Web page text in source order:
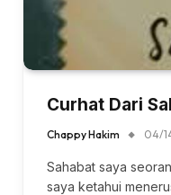
Curhat Dari
Chappy Hakim 04/
Sahabat saya
saya ketahui